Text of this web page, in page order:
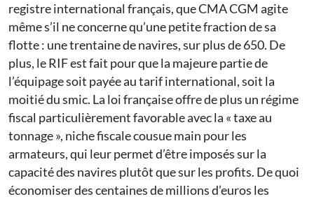
registre international français, que CMA CGM agite
même s’il ne concerne qu’une petite fraction de sa
flotte : une trentaine de navires, sur plus de 650. De
plus, le RIF est fait pour que la majeure partie de
l’équipage soit payée au tarif international, soit la
moitié du smic. La loi française offre de plus un régime
fiscal particulièrement favorable avec la « taxe au
tonnage », niche fiscale cousue main pour les
armateurs, qui leur permet d’être imposés sur la
capacité des navires plutôt que sur les profits. De quoi
économiser des centaines de millions d’euros les